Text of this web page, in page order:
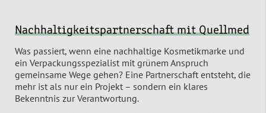
Nachhaltigkeitspartnerschaft mit Quellmed
Was passiert, wenn eine nachhaltige Kosmetikmarke und
ein Verpackungsspezialist mit grünem Anspruch
gemeinsame Wege gehen? Eine Partnerschaft entsteht, die
mehr ist als nur ein Projekt – sondern ein klares
Bekenntnis zur Verantwortung.